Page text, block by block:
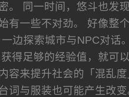
同一时间，悠斗也发
有一些不对劲。 好像整
探索城市与NPC对话
足够的经验值，就可
来提升社会的「混乱
词与服装也可能产生改